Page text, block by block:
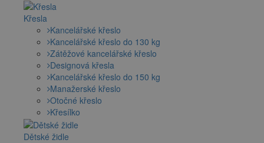
Křesla
Kancelářské křeslo
Kancelářské křeslo do 130 kg
Zátěžové kancelářské křeslo
Designová křesla
Kancelářské křeslo do 150 kg
Manažerské křeslo
Otočné křeslo
Křesílko
Dětské židle